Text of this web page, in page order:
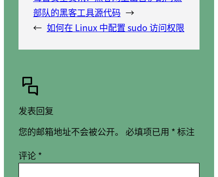
部队的黑客工具源代码 →
← 如何在 Linux 中配置 sudo 访问权限
发表回复
您的邮箱地址不会被公开。
必填项已用 *标注
评论*